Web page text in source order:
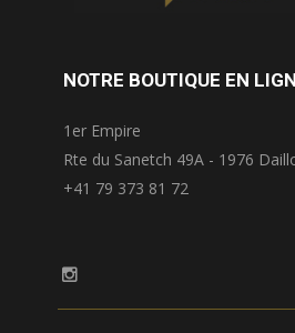
NOTRE BOUTIQUE EN
1er Empire
Rte du Sanetch 49A - 1976
+41 79 373 81 72